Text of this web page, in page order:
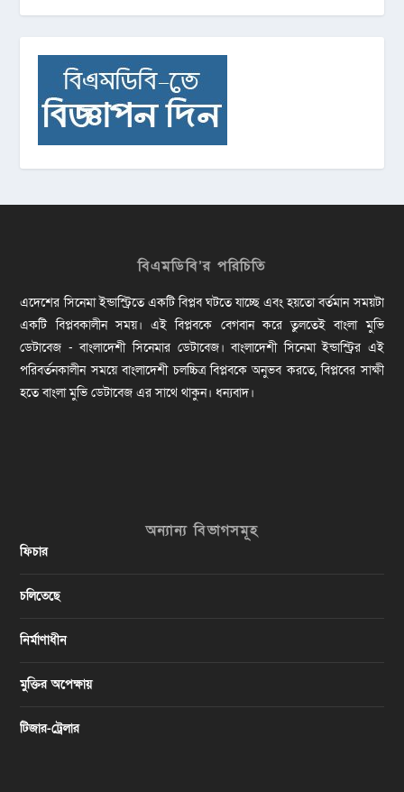
বিএমডিবি’র পরিচিতি
এদেশের সিনেমা ইন্ডাস্ট্রিতে একটি বিপ্লব ঘটতে যাচ্ছে এবং হয়তো বর্তমান সময়টা
একটি বিপ্লবকালীন সময়। এই বিপ্লবকে বেগবান করে তুলতেই বাংলা মুভি
ডেটাবেজ - বাংলাদেশী সিনেমার ডেটাবেজ। বাংলাদেশী সিনেমা ইন্ডাস্ট্রির এই
পরিবর্তনকালীন সময়ে বাংলাদেশী চলচ্চিত্র বিপ্লবকে অনুভব করতে, বিপ্লবের সাক্ষী
হতে বাংলা মুভি ডেটাবেজ এর সাথে থাকুন। ধন্যবাদ।
অন্যান্য বিভাগসমূহ
ফিচার
চলিতেছে
নির্মাণাধীন
মুক্তির অপেক্ষায়
টিজার-ট্রেলার